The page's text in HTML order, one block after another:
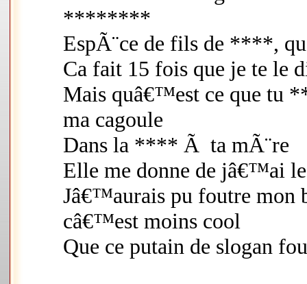
********
EspÃ¨ce de fils de ****,
Ca fait 15 fois que je te le
Mais quâ€™est ce que tu
ma cagoule
Dans la **** Ã ta mÃ¨re
Elle me donne de jâ€™ai
Jâ€™aurais pu foutre mon
câ€™est moins cool
Que ce putain de slogan